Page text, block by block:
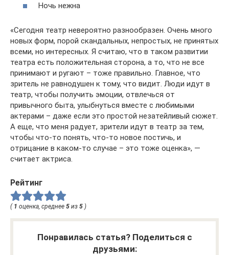
Ночь нежна
«Сегодня театр невероятно разнообразен. Очень много
новых форм, порой скандальных, непростых, не принятых
всеми, но интересных. Я считаю, что в таком развитии
театра есть положительная сторона, а то, что не все
принимают и ругают – тоже правильно. Главное, что
зритель не равнодушен к тому, что видит. Люди идут в
театр, чтобы получить эмоции, отвлечься от
привычного быта, улыбнуться вместе с любимыми
актерами – даже если это простой незатейливый сюжет.
А еще, что меня радует, зрители идут в театр за тем,
чтобы что-то понять, что-то новое постичь, и
отрицание в каком-то случае – это тоже оценка», —
считает актриса.
Рейтинг
( 1 оценка, среднее 5 из 5 )
Понравилась статья? Поделиться с
друзьями: